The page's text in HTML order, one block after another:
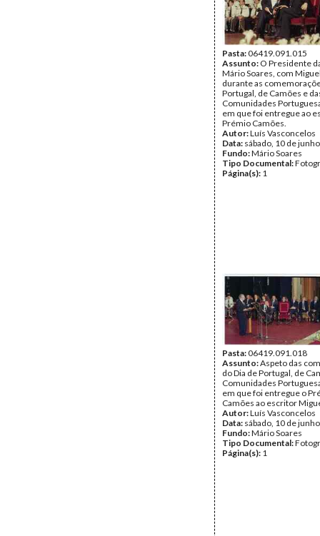
Pasta:06419.091.015
Assunto: O Presidente
Mário Soares, com
durante as
Portugal, de Camões e
Comunidades
em que foi entregue ao
Prémio Camões.
Autor:Luís Vasconcelos
Data: sábado, 10 de
Fundo:Mário Soares
Tipo Documental:
Página(s): 1
Pasta:06419.091.018
Assunto:Aspeto das
do Dia de Portugal, de
Comunidades
em que foi entregue o
Camões ao escritor
Autor:Luís Vasconcelos
Data: sábado, 10 de
Fundo:Mário Soares
Tipo Documental:
Página(s): 1